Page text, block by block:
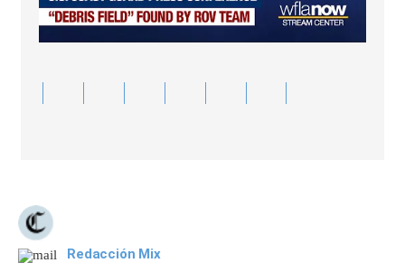
Redacción Mix